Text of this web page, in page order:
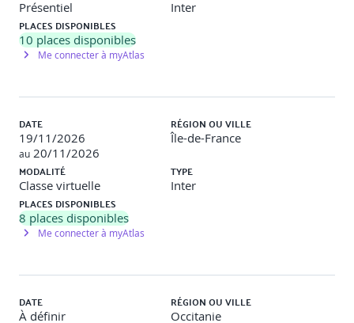
3. Vérifier l'intégrité d'un système
3/4 jour
- Quels sont les produits disponibles ?
- Présentation de Tripwire ou AIDE (Advanced Intrusion
Detection Environment).
- Principes et méthodes et organismes de gestion des
vulnérabilités.
- Site de référence et panorama des outils d'audit.
- Définition d'une politique de sécurité.
Présentiel Inter
PLACES DISPONIBLES
10 places disponibles
Me connecter à myAtlas
DATE
19/11/2026
au 20/11/2026
RÉGION OU VILLE
Île-de-France
MODALITÉ
Classe virtuelle
TYPE
Inter
PLACES DISPONIBLES
8 places disponibles
Me connecter à myAtlas
DATE
À définir
RÉGION OU VILLE
Occitanie